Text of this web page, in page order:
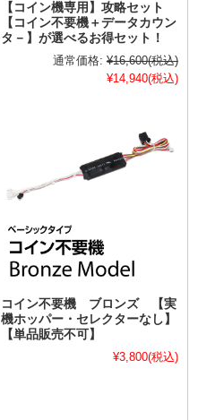
【コイン機専用】攻略セット
【コイン不要機＋データカウン
タ－】が選べるお得セット！
通常価格: ¥16,600(税込)
¥14,940(税込)
コイン不要機 ブロンズ 【実
機ホッパー・セレクターなし】
【単品販売不可】
¥3,800(税込)